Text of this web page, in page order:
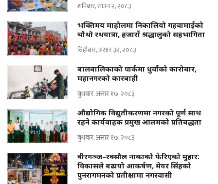
शनिबार, साउन २, २०८३
भक्तिमय माहोलमा निकालियो गहवामाईको
चौथो रथयात्रा, हजारौं श्रद्धालुको सहभागिता
बिहीबार, असार ३२, २०८३
बालबालिकाको पार्कमा धुवाँको कारोबार,
महानगरको कारबाही
बुधबार, असार १७, २०८३
औद्योगिक विद्युतीकरणमा नगरको पूर्ण साथ
रहने कार्यवाहक प्रमुख आलमको प्रतिबद्धता
बुधबार, असार १७, २०८३
वीरगञ्ज–रक्सौल नाकाको फेरिएको मुहार:
विकासले बढायो आकर्षण, मेयर सिंहको
पुनरागमनको प्रतीक्षामा नगरवासी